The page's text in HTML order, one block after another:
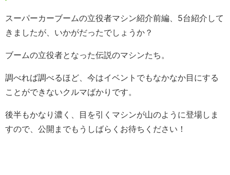
スーパーカーブームの立役者マシン紹介前編、5台紹介して
きましたが、いかがだったでしょうか？
ブームの立役者となった伝説のマシンたち。
調べれば調べるほど、今はイベントでもなかなか目にする
ことができないクルマばかりです。
後半もかなり濃く、目を引くマシンが山のように登場しま
すので、公開までもうしばらくお待ちください！